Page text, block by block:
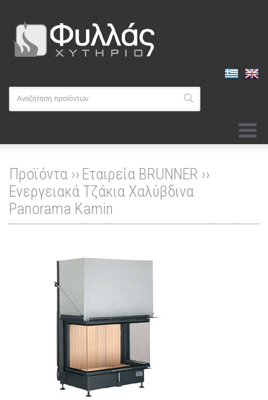
Προϊόντα ›› Εταιρεία BRUNNER ››
Ενεργειακά Τζάκια Χαλύβδινα
Panorama Kamin